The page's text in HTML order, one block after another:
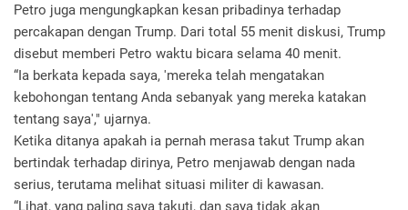
Petro juga mengungkapkan kesan pribadinya terhadap
percakapan dengan Trump. Dari total 55 menit diskusi, Trump
disebut memberi Petro waktu bicara selama 40 menit.
“Ia berkata kepada saya, 'mereka telah mengatakan
kebohongan tentang Anda sebanyak yang mereka katakan
tentang saya'," ujarnya.
Ketika ditanya apakah ia pernah merasa takut Trump akan
bertindak terhadap dirinya, Petro menjawab dengan nada
serius, terutama melihat situasi militer di kawasan.
“Lihat, yang paling saya takuti, dan saya tidak akan